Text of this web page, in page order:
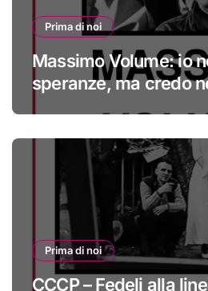
Prima di noi
Massimo Volume: io
speranze, ma credo
Prima di noi
CCCP – Fedeli alla